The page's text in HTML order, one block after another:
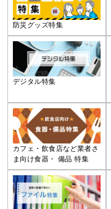
防災グッズ特集
デジタル特集
カフェ・飲食店など業者さ
ま向け食器・ 備品 特集